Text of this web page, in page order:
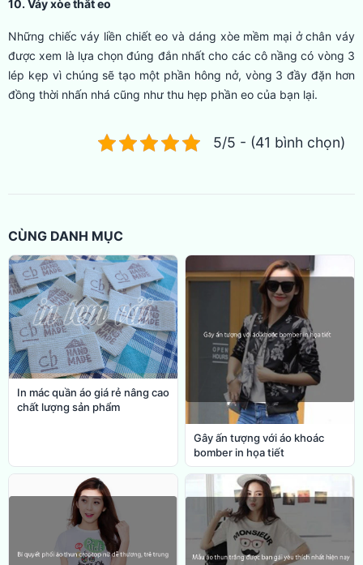
10. Váy xòe thắt eo
Những chiếc váy liền chiết eo và dáng xòe mềm mại ở chân váy
được xem là lựa chọn đúng đắn nhất cho các cô nầng có vòng 3
lép kẹp vì chúng sẽ tạo một phần hông nở, vòng 3 đầy đặn hơn
đồng thời nhấn nhá cũng như thu hẹp phần eo của bạn lại.
5/5 - (41 bình chọn)
CÙNG DANH MỤC
In mác quần áo giá rẻ nâng cao
chất lượng sản phẩm
Gây ấn tượng với áo khoác
bomber in họa tiết